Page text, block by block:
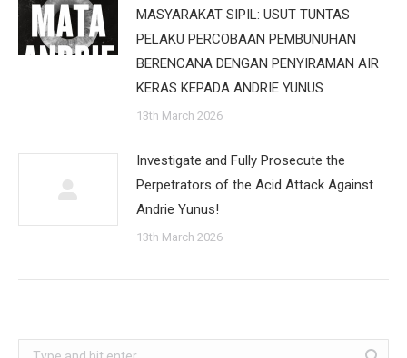
MASYARAKAT SIPIL: USUT TUNTAS
PELAKU PERCOBAAN PEMBUNUHAN
BERENCANA DENGAN PENYIRAMAN AIR
KERAS KEPADA ANDRIE YUNUS
13th March 2026
Investigate and Fully Prosecute the
Perpetrators of the Acid Attack Against
Andrie Yunus!
13th March 2026
Search: